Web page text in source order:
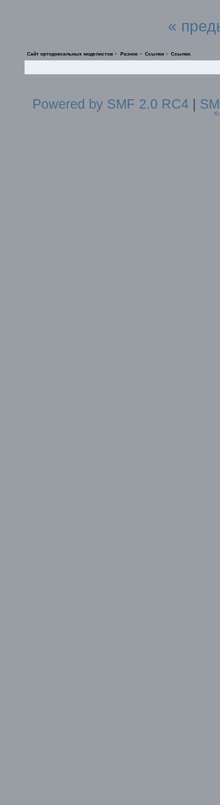
«
Сайт ортодоксальных моделистов > Разное > Ссылки> Ссылки.
Powered by SMF 2.0 RC4